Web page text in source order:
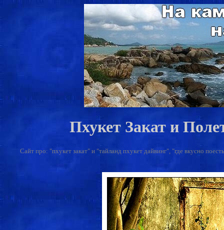
Пхукет Закат и
Сайт про: "пхукет закат" и "тайланд пхукет дайвинг", "где вкусно